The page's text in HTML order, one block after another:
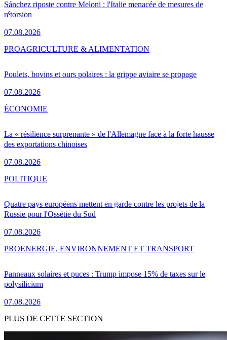
Sánchez riposte contre Meloni : l'Italie menacée de mesures de
rétorsion
07.08.2026
Poulets, bovins et ours polaires : la grippe aviaire se propage
07.08.2026
PROAGRICULTURE & ALIMENTATION
La « résilience surprenante » de l'Allemagne face à la forte hausse
des exportations chinoises
07.08.2026
ÉCONOMIE
Quatre pays européens mettent en garde contre les projets de la
Russie pour l'Ossétie du Sud
07.08.2026
POLITIQUE
Panneaux solaires et puces : Trump impose 15% de taxes sur le
polysilicium
07.08.2026
PROENERGIE, ENVIRONNEMENT ET TRANSPORT
PLUS DE CETTE SECTION